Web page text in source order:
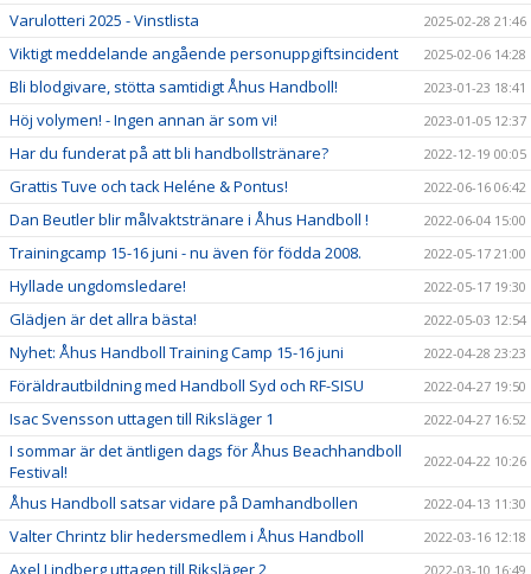
Varulotteri 2025 - Vinstlista 2025-02-28 21:46
Viktigt meddelande angående personuppgiftsincident 2025-02-06 14:28
Bli blodgivare, stötta samtidigt Åhus Handboll! 2023-01-23 18:41
Höj volymen! - Ingen annan är som vi! 2023-01-05 12:37
Har du funderat på att bli handbollstränare? 2022-12-19 00:05
Grattis Tuve och tack Heléne & Pontus! 2022-06-16 06:42
Dan Beutler blir målvaktstränare i Åhus Handboll ! 2022-06-04 15:00
Trainingcamp 15-16 juni - nu även för födda 2008. 2022-05-17 21:00
Hyllade ungdomsledare! 2022-05-17 19:30
Glädjen är det allra bästa! 2022-05-03 12:54
Nyhet: Åhus Handboll Training Camp 15-16 juni 2022-04-28 23:23
Föräldrautbildning med Handboll Syd och RF-SISU 2022-04-27 19:50
Isac Svensson uttagen till Riksläger 1 2022-04-27 16:52
I sommar är det äntligen dags för Åhus Beachhandboll
Festival!
2022-04-22 10:26
Åhus Handboll satsar vidare på Damhandbollen 2022-04-13 11:30
Valter Chrintz blir hedersmedlem i Åhus Handboll 2022-03-16 12:18
Axel Lindberg uttagen till Riksläger 2 2022-03-10 16:49